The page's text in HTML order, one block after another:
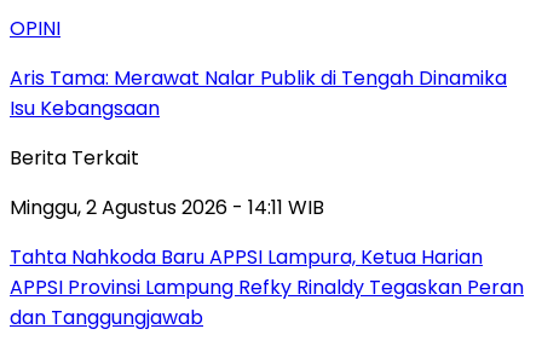
OPINI
Aris Tama: Merawat Nalar Publik di Tengah Dinamika
Isu Kebangsaan
Berita Terkait
Minggu, 2 Agustus 2026 - 14:11 WIB
Tahta Nahkoda Baru APPSI Lampura, Ketua Harian
APPSI Provinsi Lampung Refky Rinaldy Tegaskan Peran
dan Tanggungjawab